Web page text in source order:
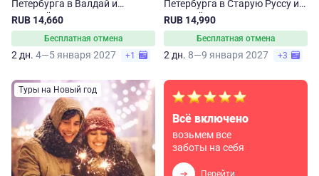
Петербурга в Валдай и
Великий Новгород
RUB 14,660
Бесплатная отмена
2 дн. 4—5 января 2027 +1
Петербурга в Старую Руссу и
Великий Новгород.
RUB 14,990
Бесплатная отмена
2 дн. 8—9 января 2027 +3
Туры на Новый год
Всё включено
возьмем все
заботы на себя
Перейти